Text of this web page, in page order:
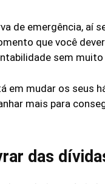
de emergência, aí
que você
sem muito
em mudar os seus
mais para
das